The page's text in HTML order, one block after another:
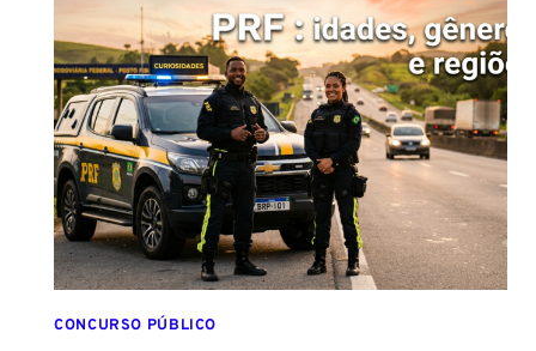
ATINGE
NÍVEL
CRÍTICO
EM
2026:
ENTENDA
O
IMPACTO
E
VEJA
OPORTUNIDADES
CONCURSO PÚBLICO